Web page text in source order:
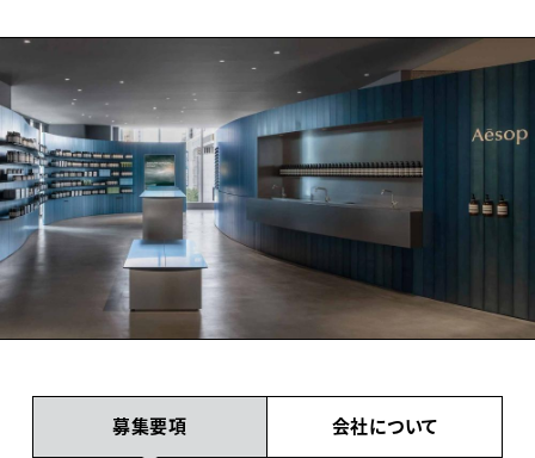
募集要項 会社について